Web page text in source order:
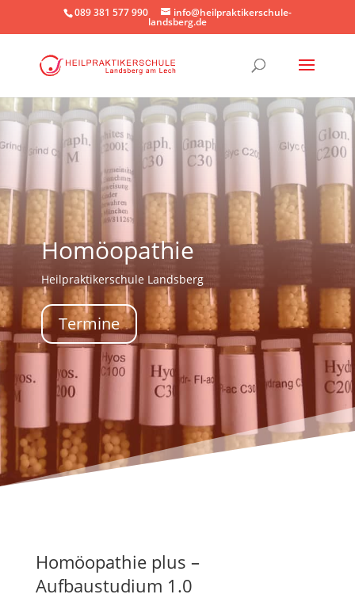
089 381 577 990 info@heilpraktikerschule-
landsberg.de
Homöopathie
Heilpraktikerschule Landsberg
Termine
Homöopathie plus –
Aufbaustudium 1.0